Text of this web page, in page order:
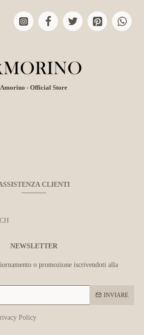
Amorino - Official Store
CLIENTI
NEWSLETTER
o promozione iscrivendoti alla
INVIARE
Policy